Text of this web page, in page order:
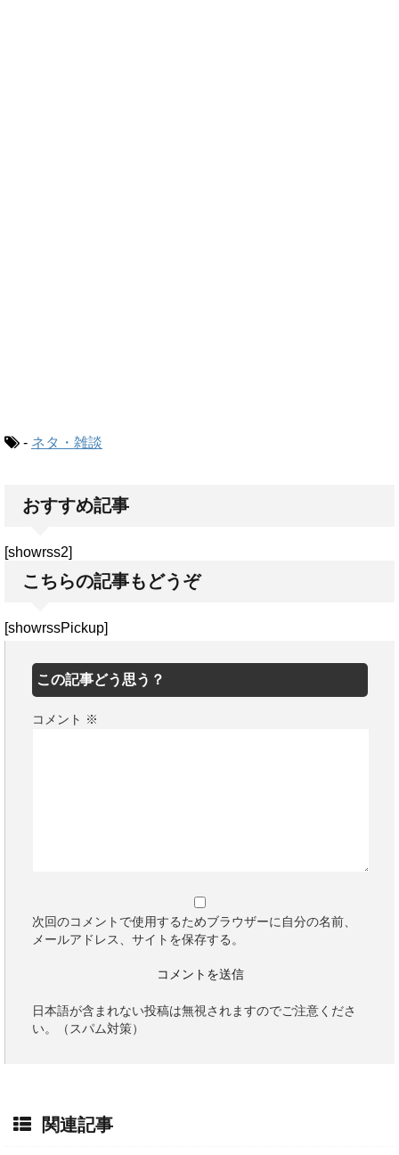
- ネタ・雑談
おすすめ記事
[showrss2]
こちらの記事もどうぞ
[showrssPickup]
この記事どう思う？
コメント ※
次回のコメントで使用するためブラウザーに自分の名前、
メールアドレス、サイトを保存する。
日本語が含まれない投稿は無視されますのでご注意くださ
い。（スパム対策）
関連記事